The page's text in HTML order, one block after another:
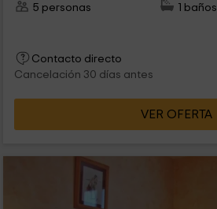
5 personas
1 baños
Contacto directo
Cancelación 30 días antes
VER OFERTA